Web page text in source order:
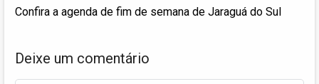
Confira a agenda de fim de semana de Jaraguá do Sul
Deixe um comentário